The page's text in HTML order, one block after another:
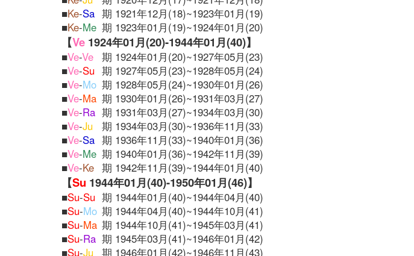
■Ke-Sa 期 1921年12月(18)~1923年01月(19)
■Ke-Me 期 1923年01月(19)~1924年01月(20)
【Ve 1924年01月(20)-1944年01月(40)】
■Ve-Ve 期 1924年01月(20)~1927年05月(23)
■Ve-Su 期 1927年05月(23)~1928年05月(24)
■Ve-Mo 期 1928年05月(24)~1930年01月(26)
■Ve-Ma 期 1930年01月(26)~1931年03月(27)
■Ve-Ra 期 1931年03月(27)~1934年03月(30)
■Ve-Ju
期 1934年03月(30)~1936年11月(33)
■Ve-Sa 期 1936年11月(33)~1940年01月(36)
■Ve-Me 期 1940年01月(36)~1942年11月(39)
■Ve-Ke 期 1942年11月(39)~1944年01月(40)
【Su 1944年01月(40)-1950年01月(46)】
■Su-Su 期 1944年01月(40)~1944年04月(40)
■Su-Mo 期 1944年04月(40)~1944年10月(41)
■Su-Ma 期 1944年10月(41)~1945年03月(41)
■Su-Ra 期 1945年03月(41)~1946年01月(42)
■Su-Ju
期 1946年01月(42)~1946年11月(43)